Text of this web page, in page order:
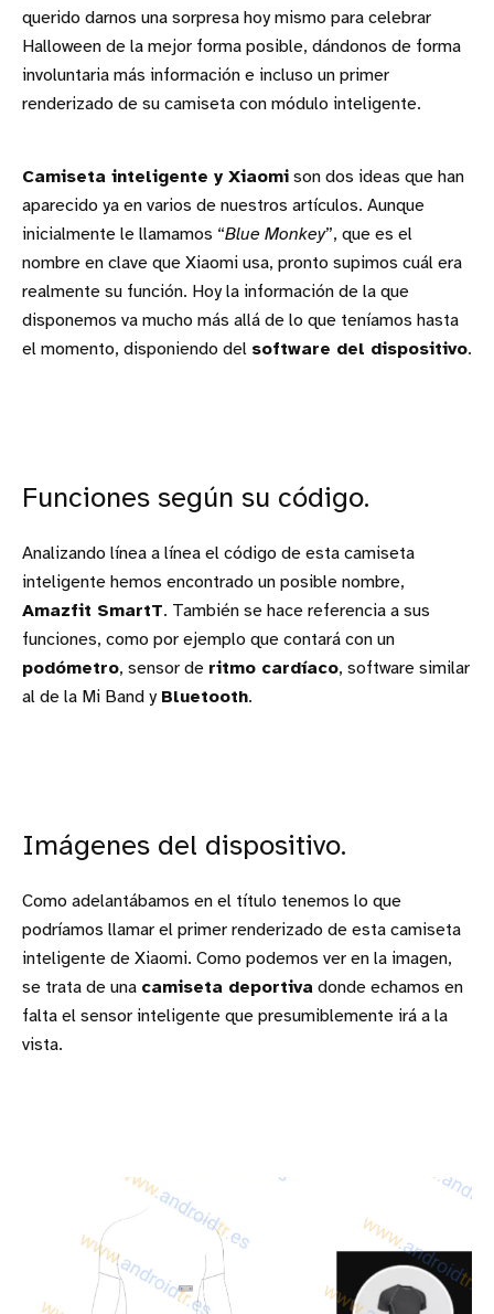
querido darnos una sorpresa hoy mismo para celebrar
Halloween de la mejor forma posible, dándonos de forma
involuntaria más información e incluso un primer
renderizado de su camiseta con módulo inteligente.
Camiseta inteligente y Xiaomi son dos ideas que han
aparecido ya en varios de nuestros artículos. Aunque
inicialmente le llamamos “Blue Monkey”, que es el
nombre en clave que Xiaomi usa, pronto supimos cuál era
realmente su función. Hoy la información de la que
disponemos va mucho más allá de lo que teníamos hasta
el momento, disponiendo del software del dispositivo.
Funciones según su código.
Analizando línea a línea el código de esta camiseta
inteligente hemos encontrado un posible nombre,
Amazfit SmartT. También se hace referencia a sus
funciones, como por ejemplo que contará con un
podómetro, sensor de ritmo cardíaco, software similar
al de la Mi Band y Bluetooth.
Imágenes del dispositivo.
Como adelantábamos en el título tenemos lo que
podríamos llamar el primer renderizado de esta camiseta
inteligente de Xiaomi. Como podemos ver en la imagen,
se trata de una camiseta deportiva donde echamos en
falta el sensor inteligente que presumiblemente irá a la
vista.